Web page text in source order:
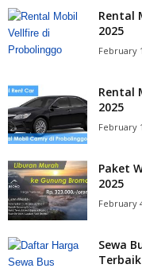
Rental
2025
February
Rental
2025
February
Paket
2025
February
Sewa